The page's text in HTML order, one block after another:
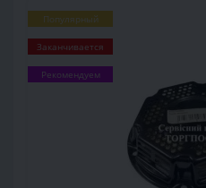
Популярный
Заканчивается
Рекомендуем